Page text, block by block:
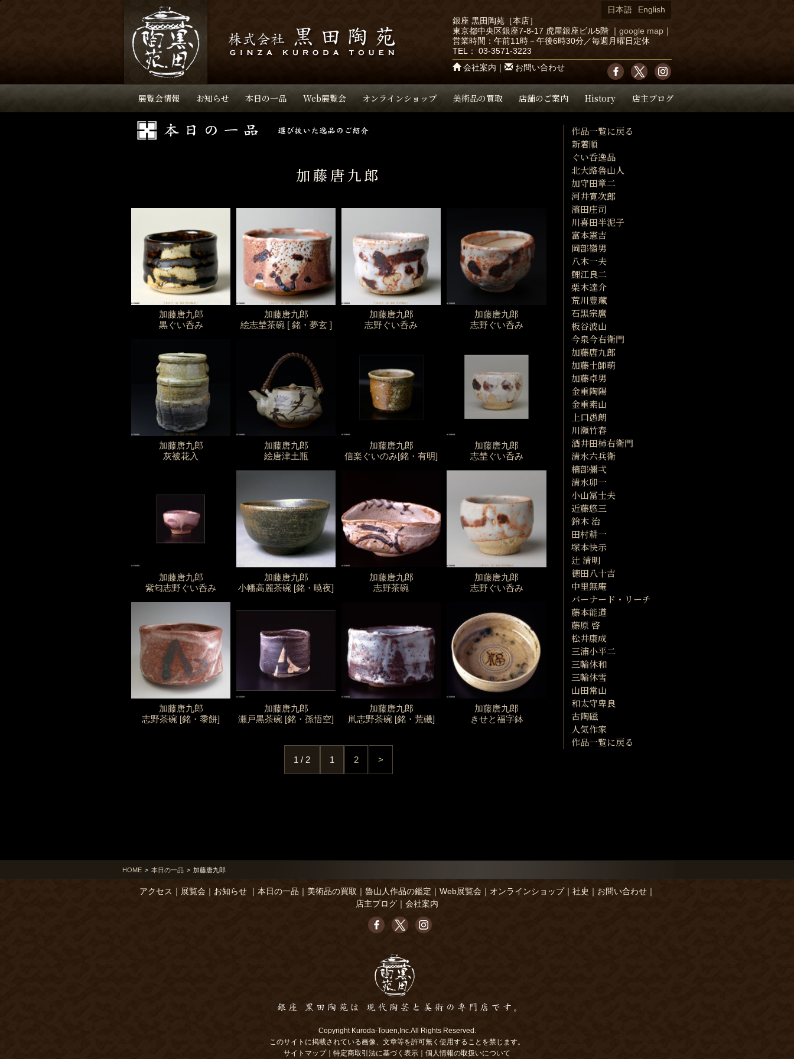
展覧会情報 お知らせ 本日の一品 Web展覧会 オンラインショップ 美術品の買取 店舗のご案内 History 店主ブログ
銀座 黒田陶苑［本店］
東京都中央区銀座7-8-17 虎屋銀座ビル5階
google map
営業時間：午前11時－午後6時30分／毎週月曜日定休
TEL： 03-3571-3223
会社案内
お問い合わせ
日本語 English
加藤唐九郎
加藤唐九郎
黒ぐい呑み
加藤唐九郎
絵志埜茶碗 [ 銘・夢玄 ]
加藤唐九郎
志野ぐい呑み
加藤唐九郎
志野ぐい呑み
加藤唐九郎
灰被花入
加藤唐九郎
絵唐津土瓶
加藤唐九郎
信楽ぐいのみ[銘・有明]
加藤唐九郎
志埜ぐい呑み
加藤唐九郎
紫匂志野ぐい呑み
加藤唐九郎
小幡高麗茶碗 [銘・暁夜]
加藤唐九郎
志野茶碗
加藤唐九郎
志野ぐい呑み
加藤唐九郎
志野茶碗 [銘・黍餅]
加藤唐九郎
瀬戸黒茶碗 [銘・孫悟空]
加藤唐九郎
鼡志野茶碗 [銘・荒磯]
加藤唐九郎
きせと福字鉢
1 / 2 1 2 >
作品一覧に戻る
新着順
ぐい呑逸品
北大路魯山人
加守田章二
河井寛次郎
濱田庄司
川喜田半泥子
富本憲吉
岡部嶺男
八木一夫
鯉江良二
栗木達介
荒川豊藏
石黒宗麿
板谷波山
今泉今右衛門
加藤唐九郎
加藤土師萌
加藤卓男
金重陶陽
金重素山
上口愚朗
川瀬竹春
酒井田柿右衛門
清水六兵衛
楠部彌弌
清水卯一
小山冨士夫
近藤悠三
鈴木 治
田村耕一
塚本快示
辻 清明
徳田八十吉
中里無庵
バーナード・リーチ
藤本能道
藤原 啓
松井康成
三浦小平二
三輪休和
三輪休雪
山田常山
和太守卑良
古陶磁
人気作家
作品一覧に戻る
HOME > 本日の一品 > 加藤唐九郎
アクセス 展覧会｜ お知らせ｜ 本日の一品 美術品の買取 魯山人作品の鑑定 Web展覧会 オンラインショップ｜ 社史 お問い合わせ｜
店主ブログ
会社案内
Copyright Kuroda-Touen,Inc.All Rights Reserved.
このサイトに掲載されている画像、文章等を許可無く使用することを禁じます。
サイトマップ｜ 特定商取引法に基づく表示 ｜ 個人情報の取扱いについて